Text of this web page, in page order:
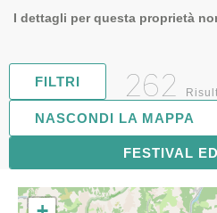
I dettagli per questa proprietà
FILTRI 262
FESTIVAL
NASCONDI LA MAPPA
67